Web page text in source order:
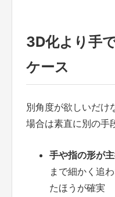
3D化より手
ケース
別角度が欲しいだけ
場合は素直に別の手
手や指の形が
まで細かく追
たほうが確実